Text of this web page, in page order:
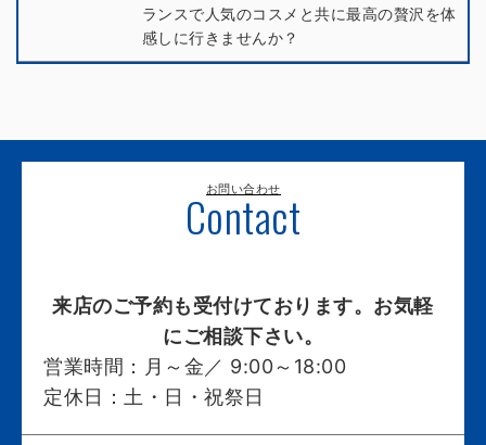
ランスで人気のコスメと共に最高の贅沢を体
感しに行きませんか？
お問い合わせ
Contact
来店のご予約も受付けております。お気軽
にご相談下さい。
営業時間：
月～金／ 9:00～18:00
定休日： 土・日・祝祭日